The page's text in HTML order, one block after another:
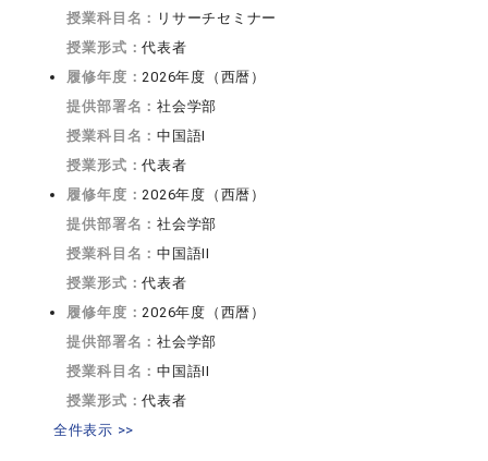
授業科目名： リサーチセミナー
授業形式：代表者
履修年度：2026年度（西暦）
提供部署名：社会学部
授業科目名：中国語I
授業形式：代表者
履修年度：2026年度（西暦）
提供部署名：社会学部
授業科目名：中国語II
授業形式：代表者
履修年度：2026年度（西暦）
提供部署名：社会学部
授業科目名：中国語II
授業形式：代表者
全件表示 >>